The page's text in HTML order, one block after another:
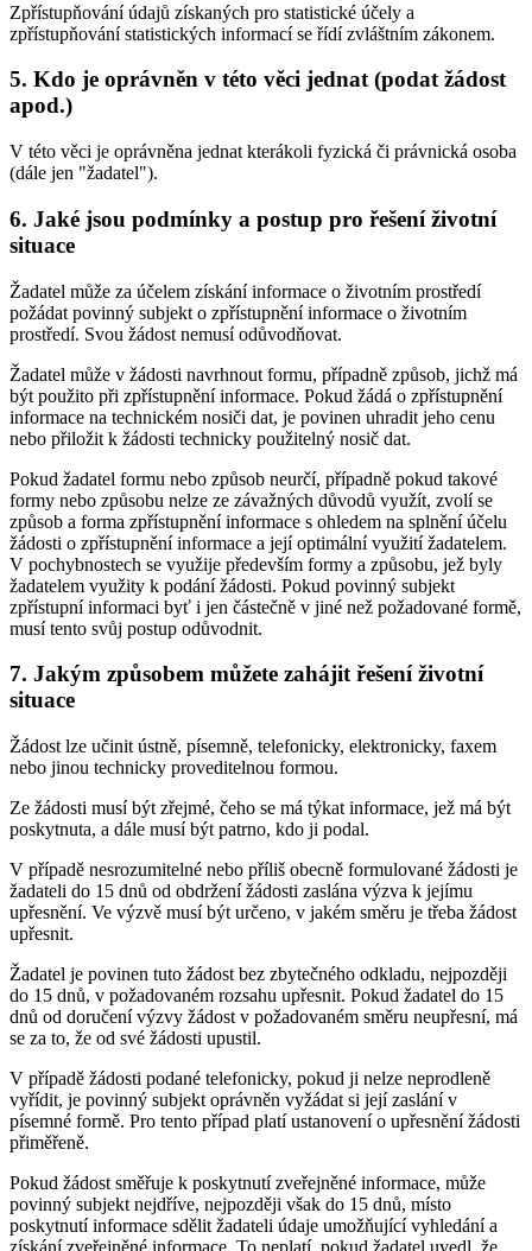
Zpřístupňování údajů získaných pro statistické účely a
zpřístupňování statistických informací se řídí zvláštním zákonem.
5. Kdo je oprávněn v této věci jednat (podat žádost
apod.)
V této věci je oprávněna jednat kterákoli fyzická či právnická osoba
(dále jen "žadatel").
6. Jaké jsou podmínky a postup pro řešení životní
situace
Žadatel může za účelem získání informace o životním prostředí
požádat povinný subjekt o zpřístupnění informace o životním
prostředí. Svou žádost nemusí odůvodňovat.
Žadatel může v žádosti navrhnout formu, případně způsob, jichž má
být použito při zpřístupnění informace. Pokud žádá o zpřístupnění
informace na technickém nosiči dat, je povinen uhradit jeho cenu
nebo přiložit k žádosti technicky použitelný nosič dat.
Pokud žadatel formu nebo způsob neurčí, případně pokud takové
formy nebo způsobu nelze ze závažných důvodů využít, zvolí se
způsob a forma zpřístupnění informace s ohledem na splnění účelu
žádosti o zpřístupnění informace a její optimální využití žadatelem.
V pochybnostech se využije především formy a způsobu, jež byly
žadatelem využity k podání žádosti. Pokud povinný subjekt
zpřístupní informaci byť i jen částečně v jiné než požadované formě,
musí tento svůj postup odůvodnit.
7. Jakým způsobem můžete zahájit řešení životní
situace
Žádost lze učinit ústně, písemně, telefonicky, elektronicky, faxem
nebo jinou technicky proveditelnou formou.
Ze žádosti musí být zřejmé, čeho se má týkat informace, jež má být
poskytnuta, a dále musí být patrno, kdo ji podal.
V případě nesrozumitelné nebo příliš obecně formulované žádosti je
žadateli do 15 dnů od obdržení žádosti zaslána výzva k jejímu
upřesnění. Ve výzvě musí být určeno, v jakém směru je třeba žádost
upřesnit.
Žadatel je povinen tuto žádost bez zbytečného odkladu, nejpozději
do 15 dnů, v požadovaném rozsahu upřesnit. Pokud žadatel do 15
dnů od doručení výzvy žádost v požadovaném směru neupřesní, má
se za to, že od své žádosti upustil.
V případě žádosti podané telefonicky, pokud ji nelze neprodleně
vyřídit, je povinný subjekt oprávněn vyžádat si její zaslání v
písemné formě. Pro tento případ platí ustanovení o upřesnění žádosti
přiměřeně.
Pokud žádost směřuje k poskytnutí zveřejněné informace, může
povinný subjekt nejdříve, nejpozději však do 15 dnů, místo
poskytnutí informace sdělit žadateli údaje umožňující vyhledání a
získání zveřejněné informace. To neplatí, pokud žadatel uvedl, že